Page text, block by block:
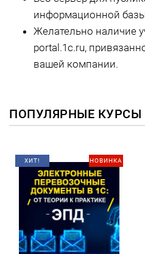
информационной
Желательно наличие
portal.1c.ru,
вашей компании.
ПОПУЛЯРНЫЕ КУРСЫ
НОВИНКА
ХИТ!